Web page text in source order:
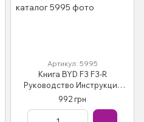
Артикул: 5995
Книга BYD F3 F3-R
Руководство Инструкция
Справочник Мануал
Пособие По Ремонту
Эксплуатации Эл. Схемы +
992 грн